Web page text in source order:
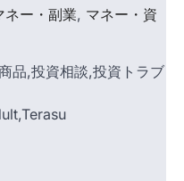
ネー・副業, マネー・資
品,投資相談,投資トラブ